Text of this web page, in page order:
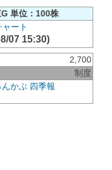
G 単位：100株
07 15:30)
2,700
制度
んかぶ 四季報